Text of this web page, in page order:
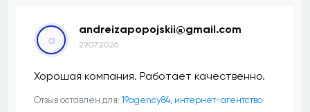
a
andreizapopojskii@gmail.com
29.07.2026
Хорошая компания. Работает качественно.
Отзыв оставлен для: 19agency84, интернет-агентство